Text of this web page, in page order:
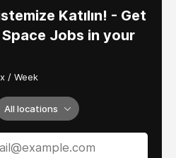
oyunlaştırma,
fikir üretme kamplarına
Katılın! - Get
Jobs in your
/ Week
All locations